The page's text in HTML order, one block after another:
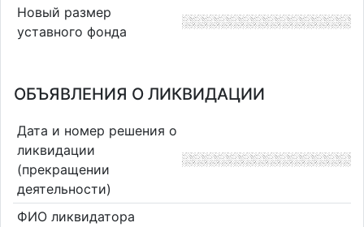
Новый размер
уставного фонда
ОБЪЯВЛЕНИЯ О ЛИКВИДАЦИИ
Дата и номер решения о
ликвидации
(прекращении
деятельности)
ФИО ликвидатора